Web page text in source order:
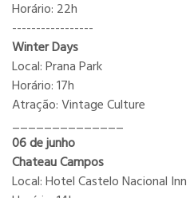
Horário: 22h
-----------------
Winter Days
Local: Prana Park
Horário: 17h
Atração: Vintage Culture
______________
06 de junho
Chateau Campos
Local: Hotel Castelo Nacional Inn